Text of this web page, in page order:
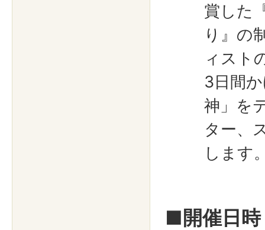
賞した
り』の
ィスト
3日間
神」を
ター、
します
■開催日時